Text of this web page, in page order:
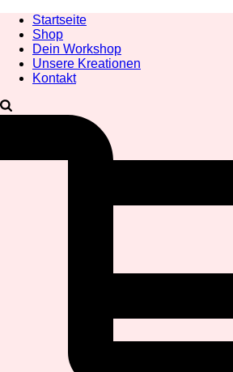
Startseite
Shop
Dein Workshop
Unsere Kreationen
Kontakt